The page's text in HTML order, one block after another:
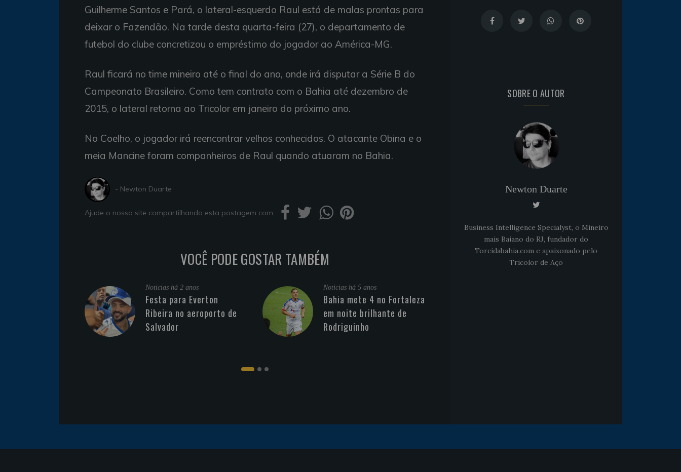
Guilherme Santos e Pará, o lateral-esquerdo Raul está de malas prontas para
deixar o Fazendão. Na tarde desta quarta-feira (27), o departamento de
futebol do clube concretizou o empréstimo do jogador ao América-MG.
Raul ficará no time mineiro até o final do ano, onde irá disputar a Série B do
Campeonato Brasileiro. Como tem contrato com o Bahia até dezembro de
2015, o lateral retorna ao Tricolor em janeiro do próximo ano.
No Coelho, o jogador irá reencontrar velhos conhecidos. O atacante Obina e o
meia Mancine foram companheiros de Raul quando atuaram no Bahia.
- Newton Duarte
Ajude o nosso site compartilhando esta postagem com
VOCÊ PODE GOSTAR TAMBÉM
Noticias há 2 anos
Festa para Everton
Ribeira no aeroporto de
Salvador
Noticias há 5 anos
Bahia mete 4 no Fortaleza
em noite brilhante de
Rodriguinho
SOBRE O AUTOR
Newton Duarte
Business Intelligence Specialyst, o Mineiro
mais Baiano do RJ, fundador do
Torcidabahia.com e apaixonado pelo
Tricolor de Aço